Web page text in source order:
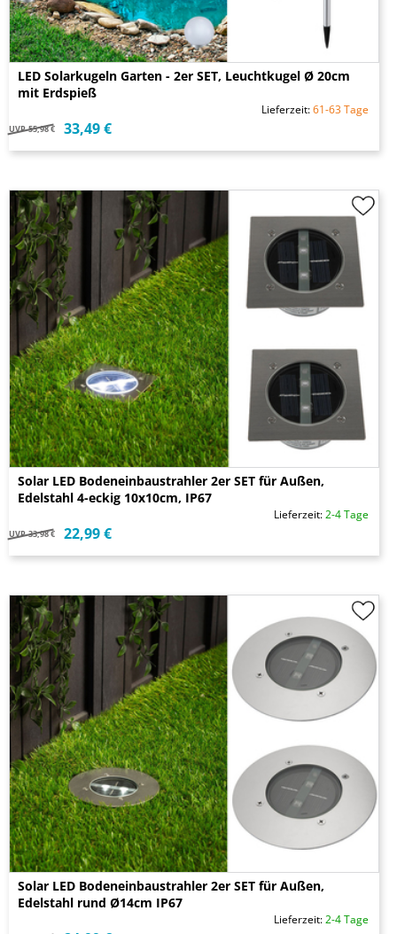
LED Solarkugeln Garten - 2er SET, Leuchtkugel Ø 20cm
mit Erdspieß
Lieferzeit:61-63 Tage
UVP 55,98 € 33,49 €
Solar LED Bodeneinbaustrahler 2er SET für Außen,
Edelstahl 4-eckig 10x10cm, IP67
Lieferzeit:2-4 Tage
UVP 33,98 € 22,99 €
Solar LED Bodeneinbaustrahler 2er SET für Außen,
Edelstahl rund Ø14cm IP67
Lieferzeit:2-4 Tage